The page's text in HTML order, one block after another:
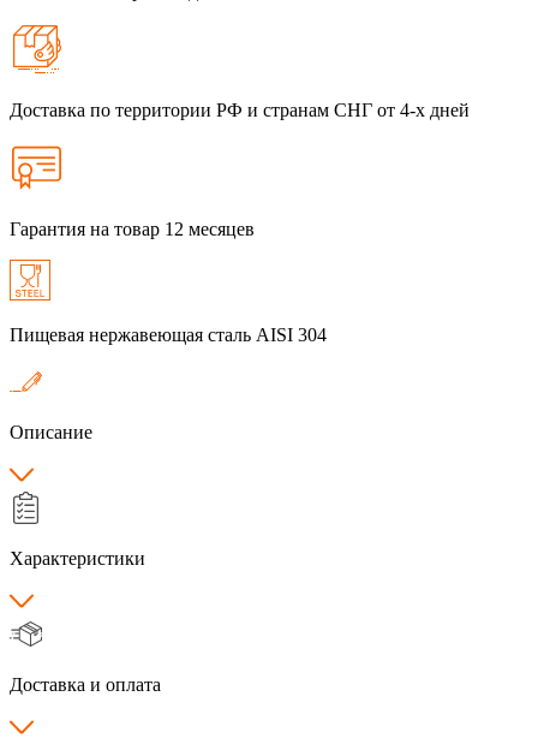
Доставка по территории РФ и странам СНГ от 4-х дней
Гарантия на товар 12 месяцев
Пищевая нержавеющая сталь AISI 304
Описание
Характеристики
Доставка и оплата